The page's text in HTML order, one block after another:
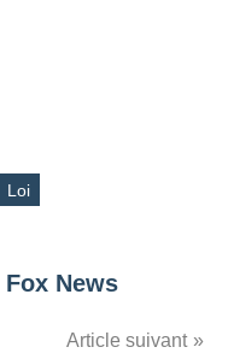
Loi
News
Article suivant